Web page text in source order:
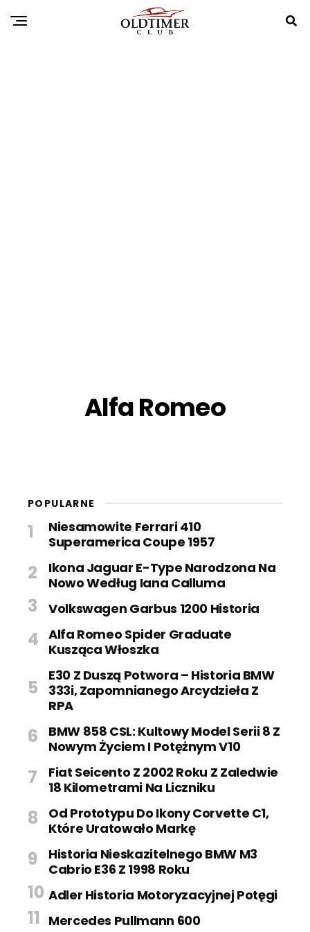
Alfa Romeo
POPULARNE
Niesamowite Ferrari 410
Superamerica Coupe 1957
Ikona Jaguar E-Type Narodzona Na
Nowo Według Iana Calluma
Volkswagen Garbus 1200 Historia
Alfa Romeo Spider Graduate
Kusząca Włoszka
E30 Z Duszą Potwora – Historia BMW
333i, Zapomnianego Arcydzieła Z
RPA
BMW 858 CSL: Kultowy Model Serii 8 Z
Nowym Życiem I Potężnym V10
Fiat Seicento Z 2002 Roku Z Zaledwie
18 Kilometrami Na Liczniku
Od Prototypu Do Ikony Corvette C1,
Które Uratowało Markę
Historia Nieskazitelnego BMW M3
Cabrio E36 Z 1998 Roku
Adler Historia Motoryzacyjnej Potęgi
Mercedes Pullmann 600